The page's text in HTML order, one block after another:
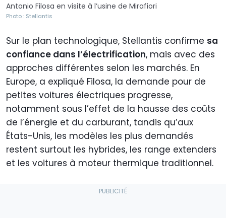
Antonio Filosa en visite à l’usine de Mirafiori
Photo : Stellantis
Sur le plan technologique, Stellantis confirme sa
confiance dans l’électrification, mais avec des
approches différentes selon les marchés. En
Europe, a expliqué Filosa, la demande pour de
petites voitures électriques progresse,
notamment sous l’effet de la hausse des coûts
de l’énergie et du carburant, tandis qu’aux
États-Unis, les modèles les plus demandés
restent surtout les hybrides, les range extenders
et les voitures à moteur thermique traditionnel.